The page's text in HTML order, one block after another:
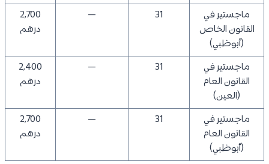
ماجستير في
القانون الخاص
(أبوظبي)
31
—
2,700
درهم
ماجستير في
القانون العام
(العين)
31
—
2,400
درهم
ماجستير في
القانون العام
(أبوظبي)
31
—
2,700
درهم